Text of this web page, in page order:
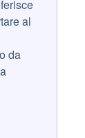
al
da